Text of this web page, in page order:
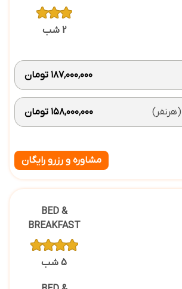
2 شب
۱۸۷٬۰۰۰٬۰۰۰ تومان
۱۵۸٬۰۰۰٬۰۰۰ تومان
مشاوره و رزرو رایگان
BED &
BREAKFAST
5 شب